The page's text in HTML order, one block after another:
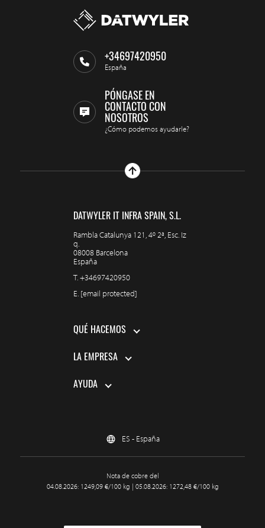
+34697420950
España
PÓNGASE EN
CONTACTO CON
NOSOTROS
¿Cómo podemos ayudarle?
DATWYLER IT INFRA SPAIN, S.L.
Rambla Catalunya 121, 4º 2ª, Esc. Iz
q.
08008 Barcelona
España
T.+34697420950
E. [email protected]
QUÉ HACEMOS
LA EMPRESA
AYUDA
ES - España
Nota de cobre del
04.08.2026: 1249,09 €/100 kg | 05.08.2026: 1272,48 €/100 kg